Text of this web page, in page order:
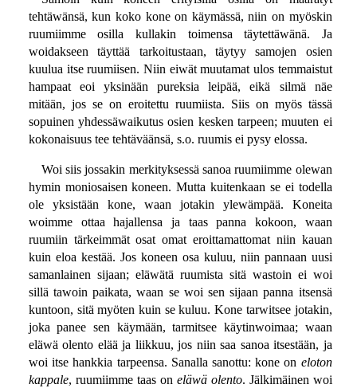
tehtäwänsä, kun koko kone on käymässä, niin on myöskin
ruumiimme osilla kullakin toimensa täytettäwänä. Ja
woidakseen täyttää tarkoitustaan, täytyy samojen osien
kuulua itse ruumiisen. Niin eiwät muutamat ulos temmaistut
hampaat eoi yksinään pureksia leipää, eikä silmä näe
mitään, jos se on eroitettu ruumiista. Siis on myös tässä
sopuinen yhdessäwaikutus osien kesken tarpeen; muuten ei
kokonaisuus tee tehtäväänsä, s.o. ruumis ei pysy elossa.
Woi siis jossakin merkityksessä sanoa ruumiimme olewan
hymin moniosaisen koneen. Mutta kuitenkaan se ei todella
ole yksistään kone, waan jotakin ylewämpää. Koneita
woimme ottaa hajallensa ja taas panna kokoon, waan
ruumiin tärkeimmät osat omat eroittamattomat niin kauan
kuin eloa kestää. Jos koneen osa kuluu, niin pannaan uusi
samanlainen sijaan; eläwätä ruumista sitä wastoin ei woi
sillä tawoin paikata, waan se woi sen sijaan panna itsensä
kuntoon, sitä myöten kuin se kuluu. Kone tarwitsee jotakin,
joka panee sen käymään, tarmitsee käytinwoimaa; waan
eläwä olento elää ja liikkuu, jos niin saa sanoa itsestään, ja
woi itse hankkia tarpeensa. Sanalla sanottu: kone on eloton
kappale, ruumiimme taas on eläwä olento. Jälkimäinen woi